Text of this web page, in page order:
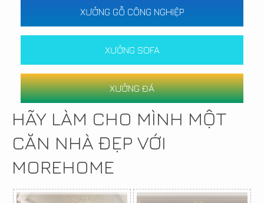
XƯỞNG GỖ CÔNG NGHIỆP
XƯỞNG SOFA
XƯỞNG ĐÁ
HÃY LÀM CHO MÌNH MỘT
CĂN NHÀ ĐẸP VỚI
MOREHOME